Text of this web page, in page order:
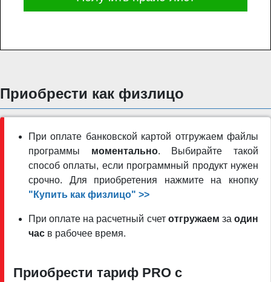
Приобрести как физлицо
При оплате банковской картой отгружаем файлы
программы моментально. Выбирайте такой
способ оплаты, если программный продукт нужен
срочно. Для приобретения нажмите на кнопку
"Купить как физлицо" >>
При оплате на расчетный счет отгружаем заодин
час в рабочее время.
Приобрести тариф PRO c